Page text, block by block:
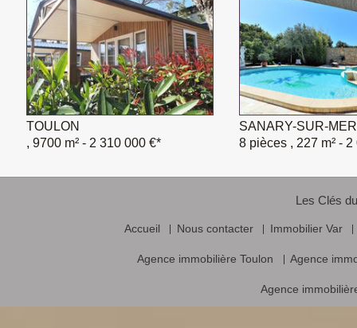
TOULON
, 9700 m² - 2 310 000 €*
SANARY-SUR-MER
8 pièces , 227 m² - 2
Les Clés
Accueil Nous contacter Immobilier Var
Agence immobilière Toulon Agence
Agence